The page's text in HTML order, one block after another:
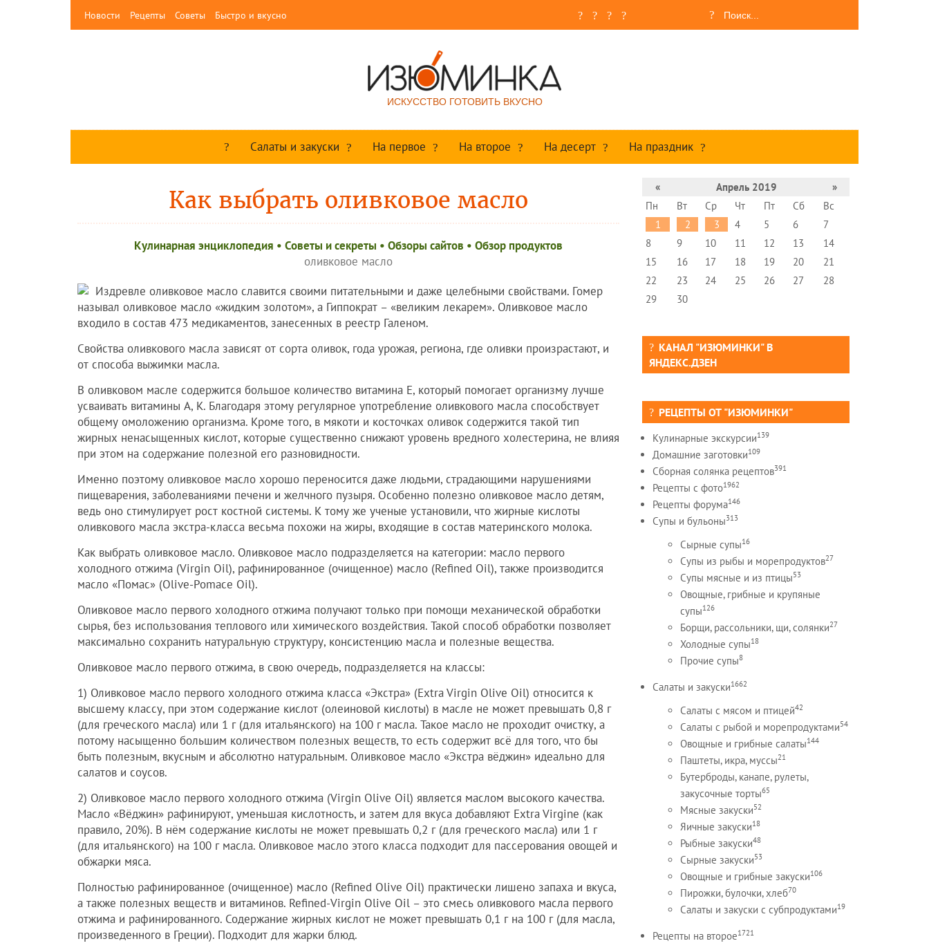
Новости Рецепты Советы Быстро и вкусно
ИСКУССТВО ГОТОВИТЬ ВКУСНО
Салаты и закуски На первое На второе На десерт На праздник
Как выбрать оливковое масло
Кулинарная энциклопедия • Советы и секреты • Обзоры сайтов • Обзор продуктов
оливковое масло
Издревле оливковое масло славится своими питательными и даже целебными свойствами. Гомер
называл оливковое масло «жидким золотом», а Гиппократ – «великим лекарем». Оливковое масло
входило в состав 473 медикаментов, занесенных в реестр Галеном.
Свойства оливкового масла зависят от сорта оливок, года урожая, региона, где оливки произрастают, и
от способа выжимки масла.
В оливковом масле содержится большое количество витамина Е, который помогает организму лучше
усваивать витамины А, К. Благодаря этому регулярное употребление оливкового масла способствует
общему омоложению организма. Кроме того, в мякоти и косточках оливок содержится такой тип
жирных ненасыщенных кислот, которые существенно снижают уровень вредного холестерина, не влияя
при этом на содержание полезной его разновидности.
Именно поэтому оливковое масло хорошо переносится даже людьми, страдающими нарушениями
пищеварения, заболеваниями печени и желчного пузыря. Особенно полезно оливковое масло детям,
ведь оно стимулирует рост костной системы. К тому же ученые установили, что жирные кислоты
оливкового масла экстра-класса весьма похожи на жиры, входящие в состав материнского молока.
Как выбрать оливковое масло. Оливковое масло подразделяется на категории: масло первого
холодного отжима (Virgin Oil), рафинированное (очищенное) масло (Refined Oil), также производится
масло «Помас» (Olive-Pomace Oil).
Оливковое масло первого холодного отжима получают только при помощи механической обработки
сырья, без использования теплового или химического воздействия. Такой способ обработки позволяет
максимально сохранить натуральную структуру, консистенцию масла и полезные вещества.
Оливковое масло первого отжима, в свою очередь, подразделяется на классы:
1) Оливковое масло первого холодного отжима класса «Экстра» (Extra Virgin Olive Oil) относится к
высшему классу, при этом содержание кислот (олеиновой кислоты) в масле не может превышать 0,8 г
(для греческого масла) или 1 г (для итальянского) на 100 г масла. Такое масло не проходит очистку, а
потому насыщенно большим количеством полезных веществ, то есть содержит всё для того, что бы
быть полезным, вкусным и абсолютно натуральным. Оливковое масло «Экстра вёджин» идеально для
салатов и соусов.
2) Оливковое масло первого холодного отжима (Virgin Olive Oil) является маслом высокого качества.
Масло «Вёджин» рафинируют, уменьшая кислотность, и затем для вкуса добавляют Extra Virgine (как
правило, 20%). В нём содержание кислоты не может превышать 0,2 г (для греческого масла) или 1 г
(для итальянского) на 100 г масла. Оливковое масло этого класса подходит для пассерования овощей и
обжарки мяса.
Полностью рафинированное (очищенное) масло (Refined Olive Oil) практически лишено запаха и вкуса,
а также полезных веществ и витаминов. Refined-Virgin Olive Oil – это смесь оливкового масла первого
отжима и рафинированного. Содержание жирных кислот не может превышать 0,1 г на 100 г (для масла,
произведенного в Греции). Подходит для жарки блюд.
« Апрель 2019
»
Пн
Вт Ср Чт Пт Сб
Вс
1
2 3 4 5 6
7
8
9 10 11 12 13
14
15
16 17 18 19 20
21
22
23 24 25 26 27
28
29
30
КАНАЛ "ИЗЮМИНКИ" В
ЯНДЕКС.ДЗЕН
РЕЦЕПТЫ ОТ "ИЗЮМИНКИ"
Кулинарные экскурсии139
Домашние заготовки109
Сборная солянка рецептов391
Рецепты c фото1962
Рецепты форума146
Супы и бульоны313
Сырные супы16
Супы из рыбы и морепродуктов27
Супы мясные и из птицы53
Овощные, грибные и крупяные
супы126
Борщи, рассольники, щи, солянки27
Холодные супы18
Прочие супы8
Салаты и закуски1662
Салаты с мясом и птицей42
Салаты с рыбой и морепродуктами54
Овощные и грибные салаты144
Паштеты, икра, муссы21
Бутерброды, канапе, рулеты,
закусочные торты65
Мясные закуски52
Яичные закуски18
Рыбные закуски48
Сырные закуски53
Овощные и грибные закуски106
Пирожки, булочки, хлеб70
Салаты и закуски с субпродуктами19
Рецепты на второе1721